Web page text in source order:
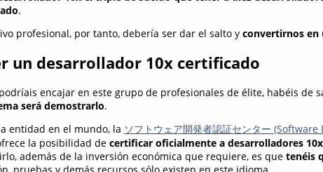
.
profesional, por tanto, debería ser dar el salto y convertirnos en
un desarrollador 10x certificado
encajar en este grupo de profesionales de élite, habéis de
será demostrarlo.
entidad en el mundo, la ソフトウェア開発者認証センター
la posibilidad de certificar oficialmente a desarrolladores 10x
además de la inversión económica que requiere, es que tenéis